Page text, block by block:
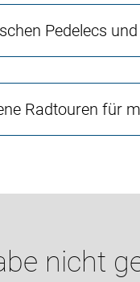
Pedelecs und
Radtouren für
nicht